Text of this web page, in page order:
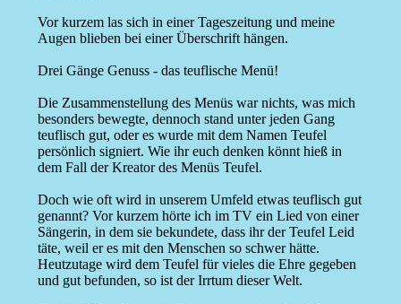
Vor kurzem las sich in einer Tageszeitung und meine
Augen blieben bei einer Überschrift hängen.
Drei Gänge Genuss - das teuflische Menü!
Die Zusammenstellung des Menüs war nichts, was mich
besonders bewegte, dennoch stand unter jeden Gang
teuflisch gut, oder es wurde mit dem Namen Teufel
persönlich signiert. Wie ihr euch denken könnt hieß in
dem Fall der Kreator des Menüs Teufel.
Doch wie oft wird in unserem Umfeld etwas teuflisch gut
genannt? Vor kurzem hörte ich im TV ein Lied von einer
Sängerin, in dem sie bekundete, dass ihr der Teufel Leid
täte, weil er es mit den Menschen so schwer hätte.
Heutzutage wird dem Teufel für vieles die Ehre gegeben
und gut befunden, so ist der Irrtum dieser Welt.